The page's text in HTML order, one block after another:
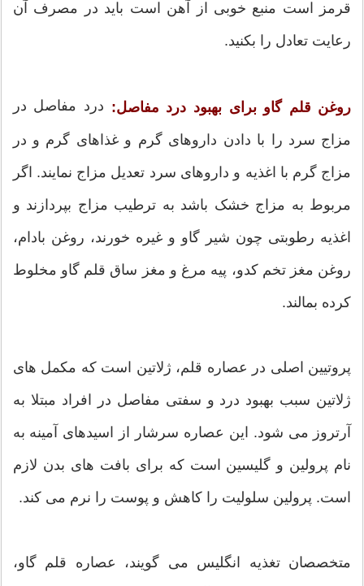
قرمز است منبع خوبی از آهن است باید در مصرف آن
رعایت تعادل را بکنید.
روغن قلم گاو برای بهبود درد مفاصل: درد مفاصل در
مزاج سرد را با دادن داروهای گرم و غذاهای گرم و در
مزاج گرم با اغذیه و داروهای سرد تعدیل مزاج نمایند. اگر
مربوط به مزاج خشک باشد به ترطیب مزاج بپردازند و
اغذیه رطوبتی چون شیر گاو و غیره خورند، روغن بادام،
روغن مغز تخم کدو، پیه مرغ و مغز ساق قلم گاو مخلوط
کرده بمالند.
پروتیین اصلی در عصاره قلم، ژلاتین است که مکمل های
ژلاتین سبب بهبود درد و سفتی مفاصل در افراد مبتلا به
آرتروز می شود. این عصاره سرشار از اسیدهای آمینه به
نام پرولین و گلیسین است که برای بافت های بدن لازم
است. پرولین سلولیت را کاهش و پوست را نرم می کند.
متخصصان تغذیه انگلیس می گویند، عصاره قلم گاو،